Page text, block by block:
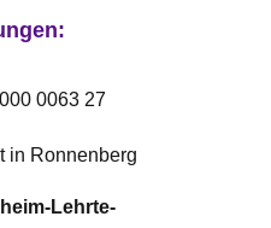
0063 27
in Ronnenberg
Lehrte-